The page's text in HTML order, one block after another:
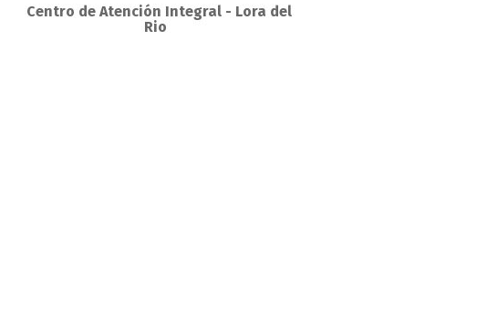
Centro de Atención Integral - Lora del
Rio